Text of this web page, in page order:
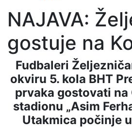
NAJAVA:
gostuje na
Fudbaleri
okviru 5. kola BHT
prvaka gostovati na
stadionu „Asim
Utakmica počinje